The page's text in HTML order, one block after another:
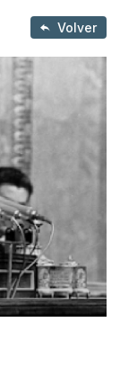
Volver